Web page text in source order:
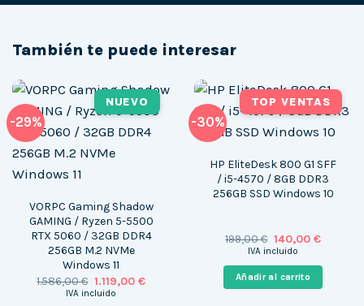
También te puede interesar
-29%
NUEVO
VORPC Gaming Shadow
GAMING / Ryzen 5-5500
RTX 5060 / 32GB DDR4
256GB M.2 NVMe
Windows 11
1.586,00€ El
precio
1.119,00 €El
IVA incluido
-30%
TOP VENTAS
HP EliteDesk 800 G1 SFF
/ i5-4570 / 8GB DDR3
256GB SSD Windows 10
199,00€ El
precio
era:
199,00 €.
140,00 €El
es:
140,00 €.
IVA incluido
Añadir al carrito